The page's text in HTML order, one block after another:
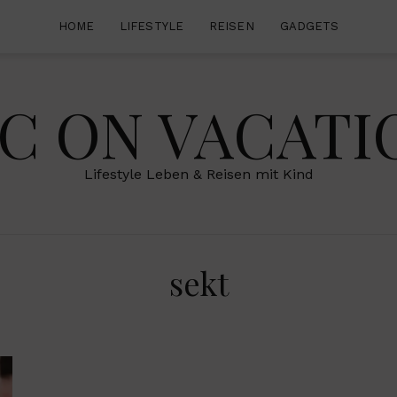
HOME LIFESTYLE REISEN GADGETS
ON
Lifestyle Leben & Reisen mit Kind
sekt